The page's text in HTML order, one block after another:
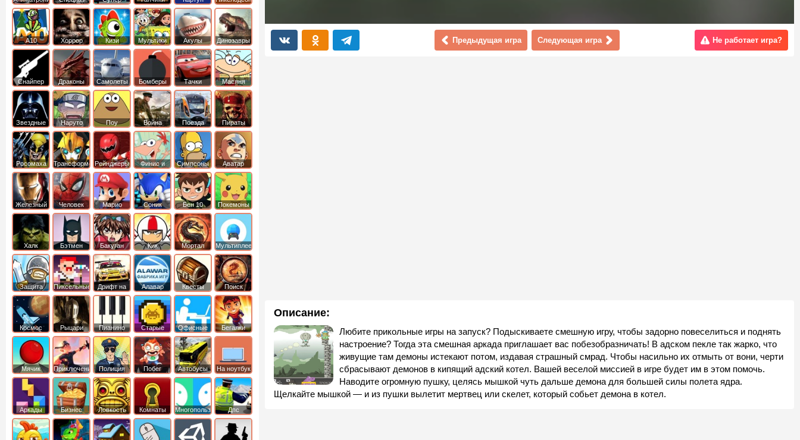
Предыдущая игра Следующая игра Не работает игра?
Описание:
Любите прикольные игры на запуск? Подыскиваете смешную игру, чтобы задорно повеселиться и поднять
настроение? Тогда эта смешная аркада приглашает вас побезобразничать! В адском пекле так жарко, что
живущие там демоны истекают потом, издавая страшный смрад. Чтобы насильно их отмыть от вони, черти
сбрасывают демонов в кипящий адский котел. Вашей веселой миссией в игре будет им в этом помочь.
Наводите огромную пушку, целясь мышкой чуть дальше демона для большей силы полета ядра.
Щелкайте мышкой — и из пушки вылетит мертвец или скелет, который собьет демона в котел.
бойцы
нетворк
А10 Хоррор Кизи Мультики Акулы Динозавры
Снайпер Драконы Самолеты Бомберы Тачки Масяня
Звездные
войны
Наруто Поу Война Поезда
Пираты
Карибского
Моря
Росомаха ТрансформерыРейнджеры
Самураи
Финис и
Ферб
Симпсоны
Аватар
легенда об
Аанге
Железный
человек
Человек
Паук
Марио Соник Бен 10 Покемоны
Халк Бэтмен Бакуган
Кик
Бутовский
Мортал
комбат
Мультиплеер
Защита
королевства
Пиксельные
Дрифт на
машинах
Алавар Квесты
Поиск
предметов
Космос Рыцари Пианино Старые Офисные Бегалки
Мячик Приключения Полиция Побег Автобусы На ноутбук
Аркады
Бизнес
симуляторы
Ловкость Комнаты Многопользовательские
Дпс